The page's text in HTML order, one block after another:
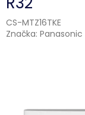
CS-MTZ16TKE
Značka: Panasonic